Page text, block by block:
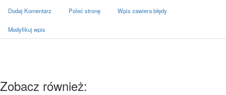
Dodaj Komentarz Poleć stronę Wpis zawiera błędy
Modyfikuj wpis
Zobacz również: